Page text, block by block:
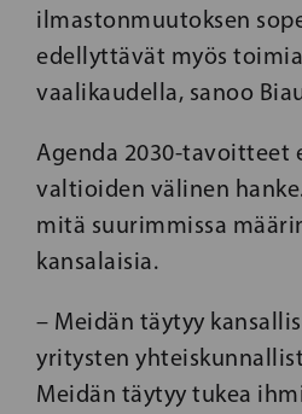
ilmastonmuutoksen
edellyttävät myös
vaalikaudella, sanoo
Agenda 2030-tavoitteet
valtioiden välinen
mitä suurimmissa
kansalaisia.
– Meidän täytyy
yritysten
Meidän täytyy tukea